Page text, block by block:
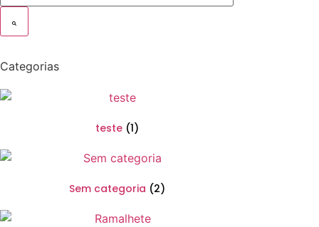
Categorias
teste (1)
Sem categoria (2)